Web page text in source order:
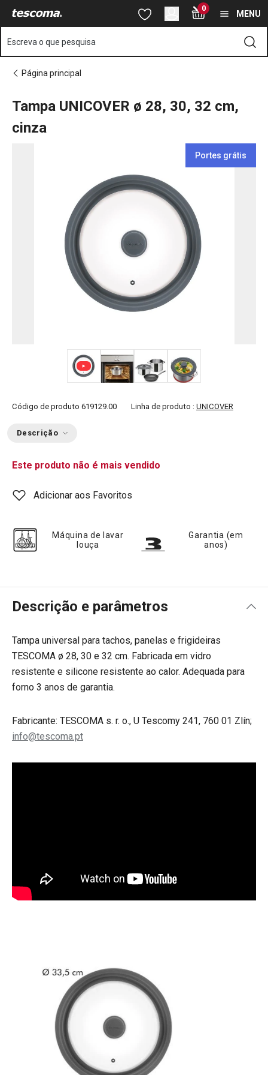
Está na página Tampa UNICOVER ø 28, 30, 32 cm, cinza
Saltar para o conteúdo principal
Saltar para a pesquisa
Saltar para a navegação 0
MENU
Escreva o que pesquisa
Página principal
Tampa UNICOVER ø 28, 30, 32 cm,
cinza
Portes grátis
Código de produto 619129.00 Linha de produto : UNICOVER
Descrição
Este produto não é mais vendido
Adicionar aos Favoritos
Máquina de lavar
louça
Garantia (em
anos)
Descrição e parâmetros
Tampa universal para tachos, panelas e frigideiras
TESCOMA ø 28, 30 e 32 cm. Fabricada em vidro
resistente e silicone resistente ao calor. Adequada para
forno 3 anos de garantia.
Fabricante: TESCOMA s. r. o., U Tescomy 241, 760 01 Zlín;
info@tescoma.pt